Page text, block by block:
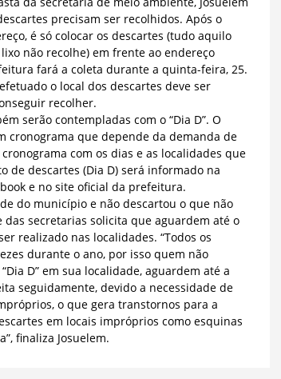
precisam ser recolhidos. Após o
é só colocar os descartes (tudo aquilo
não recolhe) em frente ao endereço
fará a coleta durante a quinta-feira, 25.
o local dos descartes deve ser
recolher.
serão contempladas com o “Dia D”. O
cronograma que depende da demanda de
com os dias e as localidades que
de descartes (Dia D) será informado na
e no site oficial da prefeitura.
do município e não descartou o que não
secretarias solicita que aguardem até o
realizado nas localidades. “Todos os
durante o ano, por isso quem não
D” em sua localidade, aguardem até a
seguidamente, devido a necessidade de
o que gera transtornos para a
em locais impróprios como esquinas
finaliza Josuelem.